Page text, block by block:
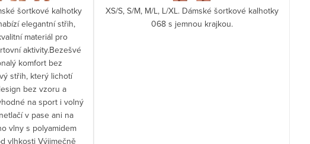
šortkové kalhotky
elegantní střih,
materiál pro
aktivity.Bezešvé
komfort bez
střih, který lichotí
bez vzoru a
na sport i volný
v pase ani na
vlny s polyamidem
vlhkosti Výjimečně
XS/S, S/M, M/L, L/XL. Dámské šortkové kalhotky
068 s jemnou krajkou.